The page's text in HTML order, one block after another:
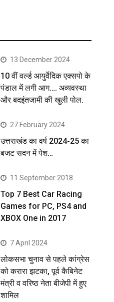
13 December 2024
10 वीं वर्ल्ड आयुर्वेदिक एक्सपो के
पंडाल में लगी आग…. अव्यवस्था
और बदइंतजामी की खुली पोल.
27 February 2024
उत्तराखंड का वर्ष 2024-25 का
बजट सदन में पेश…
11 September 2018
Top 7 Best Car Racing
Games for PC, PS4 and
XBOX One in 2017
7 April 2024
लोकसभा चुनाव से पहले कांग्रेस
को करारा झटका, पूर्व कैबिनेट
मंत्री व वरिष्ठ नेता बीजेपी में हुए
शामिल